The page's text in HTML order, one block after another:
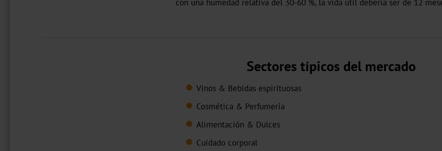
con una humedad relativa del 30-60 %, la vida útil debería ser de 12
Sectores típicos del mercado
Vinos & Bebidas espirituosas
Cosmética & Perfumería
Alimentación & Dulces
Cuidado corporal